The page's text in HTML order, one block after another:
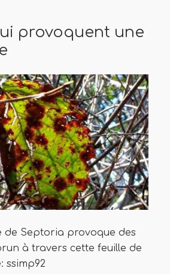
provoquent une
de Septoria provoque des
à travers cette feuille de
ssimp92